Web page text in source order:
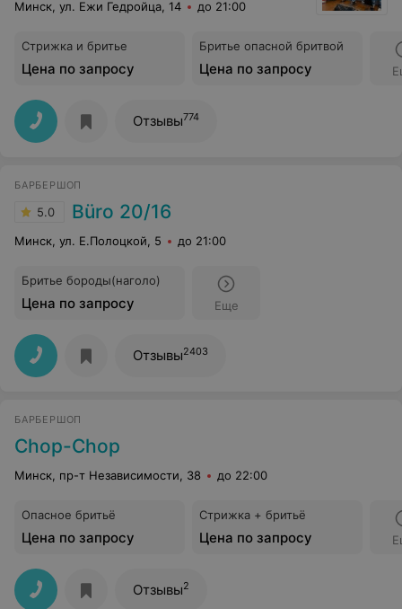
Минск, ул. Ежи Гедройца, 14 до 21:00
Стрижка и бритье
Цена по запросу
Бритье опасной бритвой
Цена по запросу
Отзывы774
БАРБЕРШОП
5.0 Büro 20/16
Минск, ул. Е.Полоцкой, 5 до 21:00
Бритье бороды(наголо)
Цена по запросу Еще
Отзывы2403
БАРБЕРШОП
Chop-Chop
Минск, пр-т Независимости, 38 до 22:00
Опасное бритьё
Цена по запросу
Стрижка + бритьё
Цена по запросу
Отзывы2